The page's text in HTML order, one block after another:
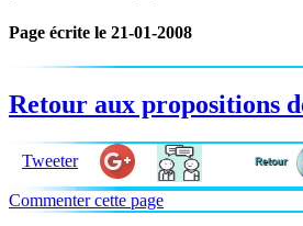
Page écrite le 21-01-2008
Retour aux propositions
Tweeter
Commenter cette page